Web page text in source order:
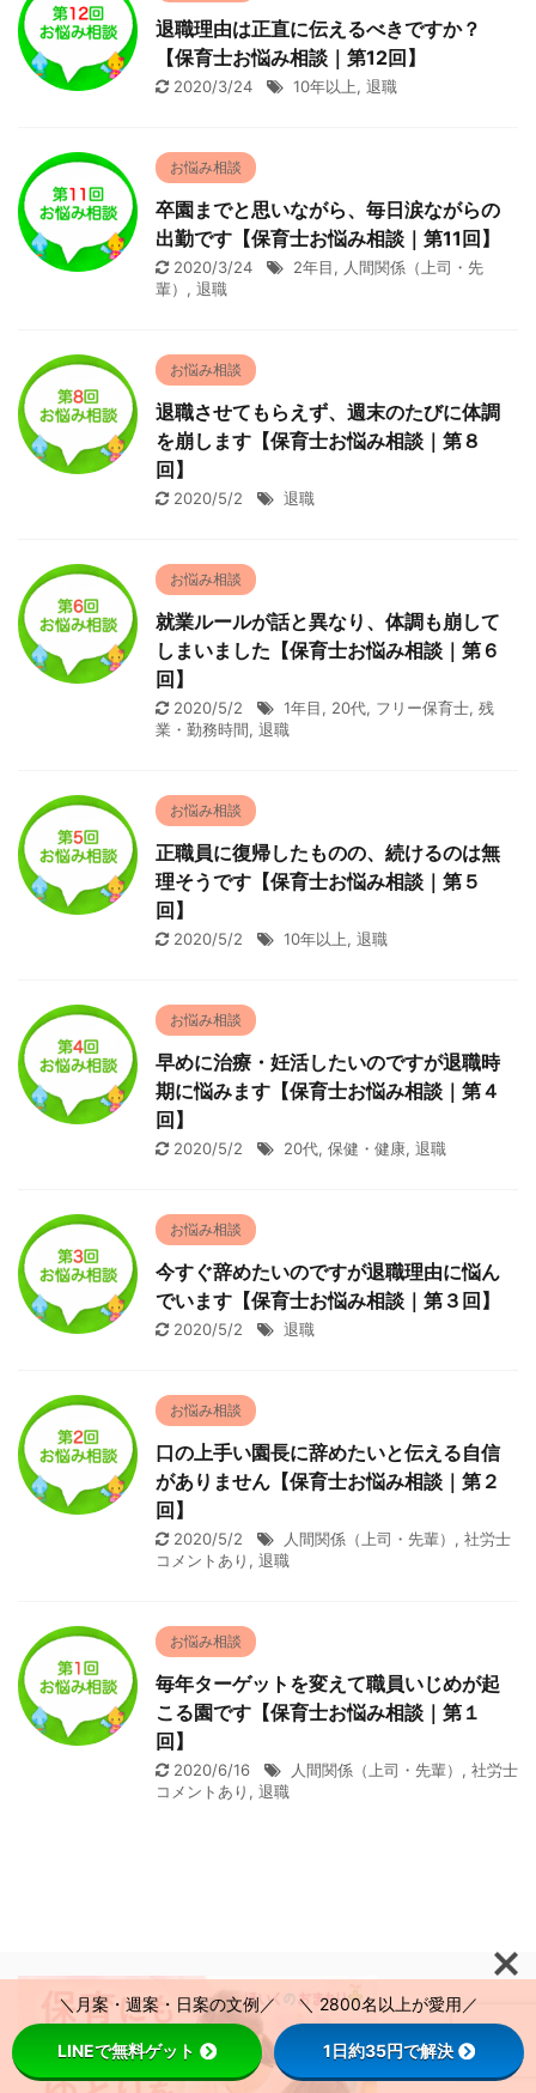
退職理由は正直に伝えるべきですか？
【保育士お悩み相談｜第12回】
2020/3/24 10年以上, 退職
お悩み相談
卒園までと思いながら、毎日涙ながらの
出勤です【保育士お悩み相談｜第11回】
2020/3/24 2年目, 人間関係（上司・先
輩） , 退職
お悩み相談
退職させてもらえず、週末のたびに体調
を崩します【保育士お悩み相談｜第８
回】
2020/5/2 退職
お悩み相談
就業ルールが話と異なり、体調も崩して
しまいました【保育士お悩み相談｜第６
回】
2020/5/2 1年目, 20代, フリー保育士, 残
業・勤務時間, 退職
お悩み相談
正職員に復帰したものの、続けるのは無
理そうです【保育士お悩み相談｜第５
回】
2020/5/2 10年以上, 退職
お悩み相談
早めに治療・妊活したいのですが退職時
期に悩みます【保育士お悩み相談｜第４
回】
2020/5/2 20代, 保健・健康, 退職
お悩み相談
今すぐ辞めたいのですが退職理由に悩ん
でいます【保育士お悩み相談｜第３回】
2020/5/2 退職
お悩み相談
口の上手い園長に辞めたいと伝える自信
がありません【保育士お悩み相談｜第２
回】
2020/5/2 人間関係（上司・先輩） , 社労士
コメントあり , 退職
お悩み相談
毎年ターゲットを変えて職員いじめが起
こる園です【保育士お悩み相談｜第１
回】
2020/6/16 人間関係（上司・先輩） , 社労士
コメントあり , 退職
＼月案・週案・日案の文例／ ＼ 2800名以上が愛用／
LINEで無料ゲット 1日約35円で解決